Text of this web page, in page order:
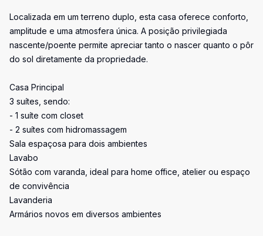
Localizada em um terreno duplo, esta casa oferece conforto,
amplitude e uma atmosfera única. A posição privilegiada
nascente/poente permite apreciar tanto o nascer quanto o pôr
do sol diretamente da propriedade.
Casa Principal
3 suítes, sendo:
- 1 suíte com closet
- 2 suítes com hidromassagem
Sala espaçosa para dois ambientes
Lavabo
Sótão com varanda, ideal para home office, atelier ou espaço
de convivência
Lavanderia
Armários novos em diversos ambientes